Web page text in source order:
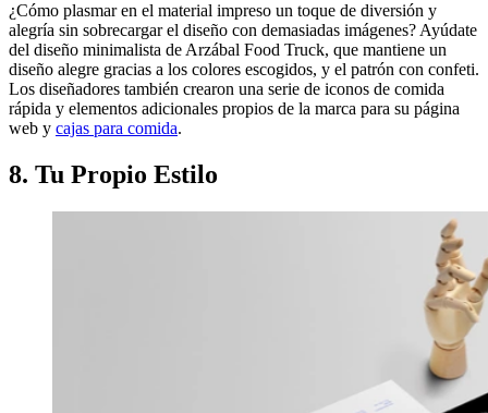
¿Cómo plasmar en el material impreso un toque de diversión y
alegría sin sobrecargar el diseño con demasiadas imágenes? Ayúdate
del diseño minimalista de Arzábal Food Truck, que mantiene un
diseño alegre gracias a los colores escogidos, y el patrón con confeti.
Los diseñadores también crearon una serie de iconos de comida
rápida y elementos adicionales propios de la marca para su página
web y cajas para comida.
8. Tu Propio Estilo